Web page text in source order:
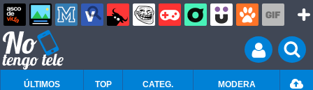
ÚLTIMOS TOP CATEG. MODERA